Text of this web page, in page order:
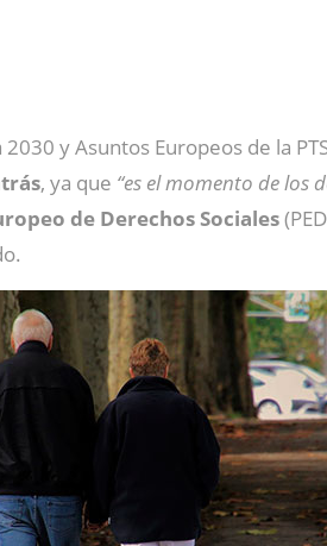
y Asuntos Europeos de la
, ya que “es el momento de los
de Derechos Sociales